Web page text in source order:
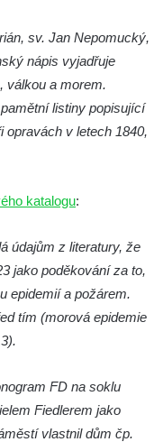
v
v
ve
ve
sv. Jan Nepomucký,
nápis vyjadřuje
válkou a morem.
listiny popisující
v letech 1840,
katalogu:
údajům z literatury, že
jako poděkování za to,
epidemií a požárem.
tím (morová epidemie
FD na soklu
Fiedlerem jako
vlastnil dům čp.